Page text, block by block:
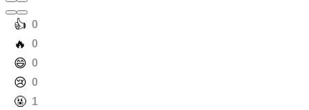
️👍 0
️🔥 0
️😄 0
️😢 0
️🤬 1